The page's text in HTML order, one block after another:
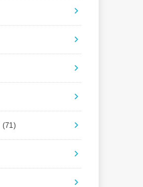
(71)